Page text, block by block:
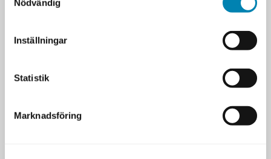
Nödvändig
Inställningar
Statistik
Marknadsföring